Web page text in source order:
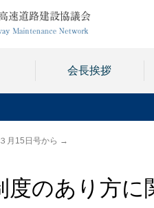
会長挨拶
月15日号から →
度のあり方